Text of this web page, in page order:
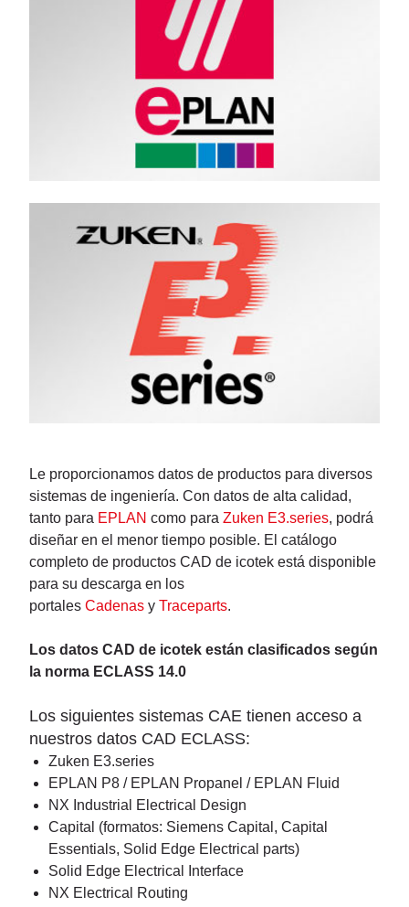
Le proporcionamos datos de productos para diversos
sistemas de ingeniería. Con datos de alta calidad,
tanto para EPLAN como para Zuken E3.series, podrá
diseñar en el menor tiempo posible. El catálogo
completo de productos CAD de icotek está disponible
para su descarga en los
portales Cadenas y Traceparts.
Los datos CAD de icotek están clasificados según
la norma ECLASS 14.0
Los siguientes sistemas CAE tienen acceso a
nuestros datos CAD ECLASS:
Zuken E3.series
EPLAN P8 / EPLAN Propanel / EPLAN Fluid
NX Industrial Electrical Design
Capital (formatos: Siemens Capital, Capital
Essentials, Solid Edge Electrical parts)
Solid Edge Electrical Interface
NX Electrical Routing